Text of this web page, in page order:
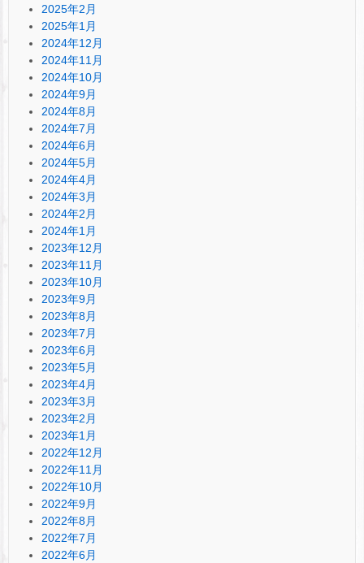
2025年2月
2025年1月
2024年12月
2024年11月
2024年10月
2024年9月
2024年8月
2024年7月
2024年6月
2024年5月
2024年4月
2024年3月
2024年2月
2024年1月
2023年12月
2023年11月
2023年10月
2023年9月
2023年8月
2023年7月
2023年6月
2023年5月
2023年4月
2023年3月
2023年2月
2023年1月
2022年12月
2022年11月
2022年10月
2022年9月
2022年8月
2022年7月
2022年6月